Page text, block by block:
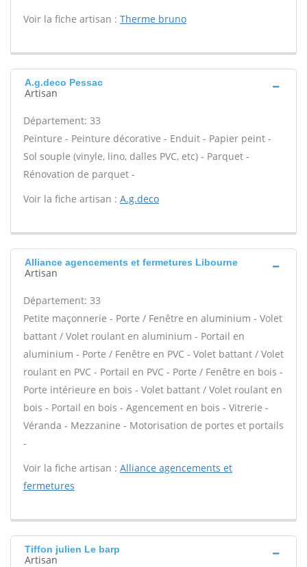
Voir la fiche artisan : Therme bruno
A.g.deco Pessac
Artisan
Département: 33
Peinture - Peinture décorative - Enduit - Papier peint -
Sol souple (vinyle, lino, dalles PVC, etc) - Parquet -
Rénovation de parquet -
Voir la fiche artisan : A.g.deco
Alliance agencements et fermetures Libourne
Artisan
Département: 33
Petite maçonnerie - Porte / Fenêtre en aluminium - Volet
battant / Volet roulant en aluminium - Portail en
aluminium - Porte / Fenêtre en PVC - Volet battant / Volet
roulant en PVC - Portail en PVC - Porte / Fenêtre en bois -
Porte intérieure en bois - Volet battant / Volet roulant en
bois - Portail en bois - Agencement en bois - Vitrerie -
Véranda - Mezzanine - Motorisation de portes et portails
-
Voir la fiche artisan : Alliance agencements et
fermetures
Tiffon julien Le barp
Artisan